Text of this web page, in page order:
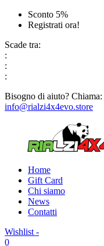
Sconto 5%
Registrati ora!
Scade tra:
:
:
:
Bisogno di aiuto? Chiama:
info@rialzi4x4evo.store
Home
Gift Card
Chi siamo
News
Contatti
Wishlist -
0